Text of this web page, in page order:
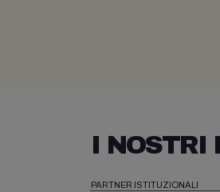
I NOSTRI
PARTNER ISTITUZIONALI